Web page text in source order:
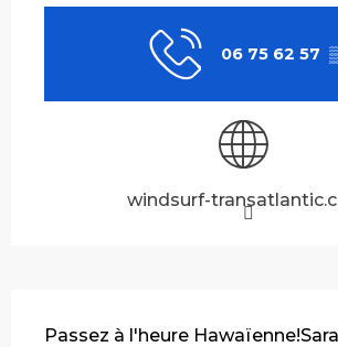
06 75 62 57
windsurf-
Passez à l'heure